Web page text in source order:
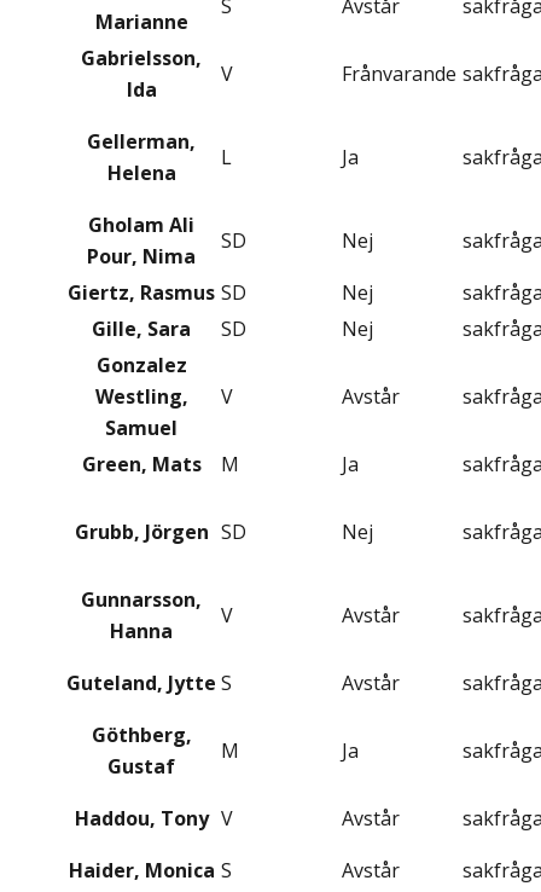
Marianne
S Avstår
Gabrielsson,
Ida
V Frånvarande
Gellerman,
Helena
L Ja
Gholam Ali
Pour, Nima
SD Nej
Giertz, Rasmus SD Nej
Gille, Sara
SD Nej
Gonzalez
Westling,
Samuel
V Avstår
Green, Mats M Ja
Grubb, Jörgen SD Nej
Gunnarsson,
Hanna
V Avstår
Guteland, Jytte S Avstår
Göthberg,
Gustaf
M Ja
Haddou, Tony V Avstår
Haider, Monica S Avstår